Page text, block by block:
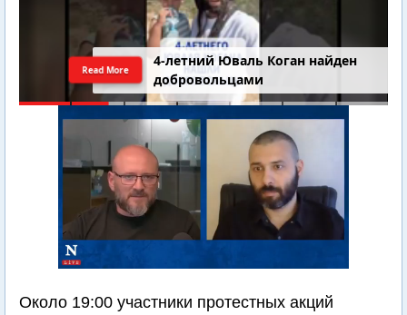
4-летний Юваль Коган найден
добровольцами
Read More
Около 19:00 участники протестных акций